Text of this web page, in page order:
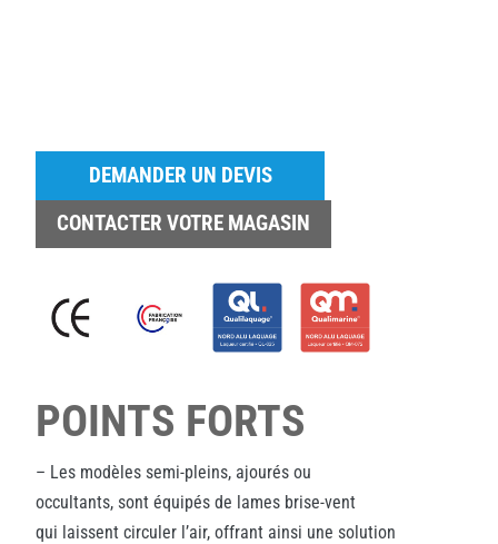
DEMANDER UN DEVIS
CONTACTER VOTRE MAGASIN
POINTS FORTS
– Les modèles semi-pleins, ajourés ou
occultants, sont équipés de lames brise-vent
qui laissent circuler l’air, offrant ainsi une solution